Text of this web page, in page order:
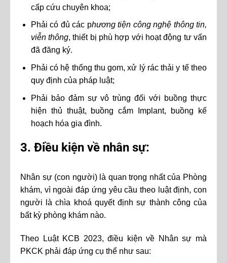
cấp cứu chuyên khoa;
Phải có đủ các phương tiện công nghệ thông tin,
viễn thông, thiết bị phù hợp với hoạt động tư vấn
đã đăng ký.
Phải có hệ thống thu gom, xử lý rác thải y tế theo
quy định của pháp luật;
Phải bảo đảm sự vô trùng đối với buồng thực
hiện thủ thuật, buồng cắm Implant, buồng kế
hoạch hóa gia đình.
3. Điều kiện về nhân sự:
Nhân sự (con người) là quan trọng nhất của Phòng
khám, vì ngoài đáp ứng yêu cầu theo luật định, con
người là chìa khoá quyết định sự thành công của
bất kỳ phòng khám nào.
Theo Luật KCB 2023, điều kiện về Nhân sự mà
PKCK phải đáp ứng cụ thể như sau: